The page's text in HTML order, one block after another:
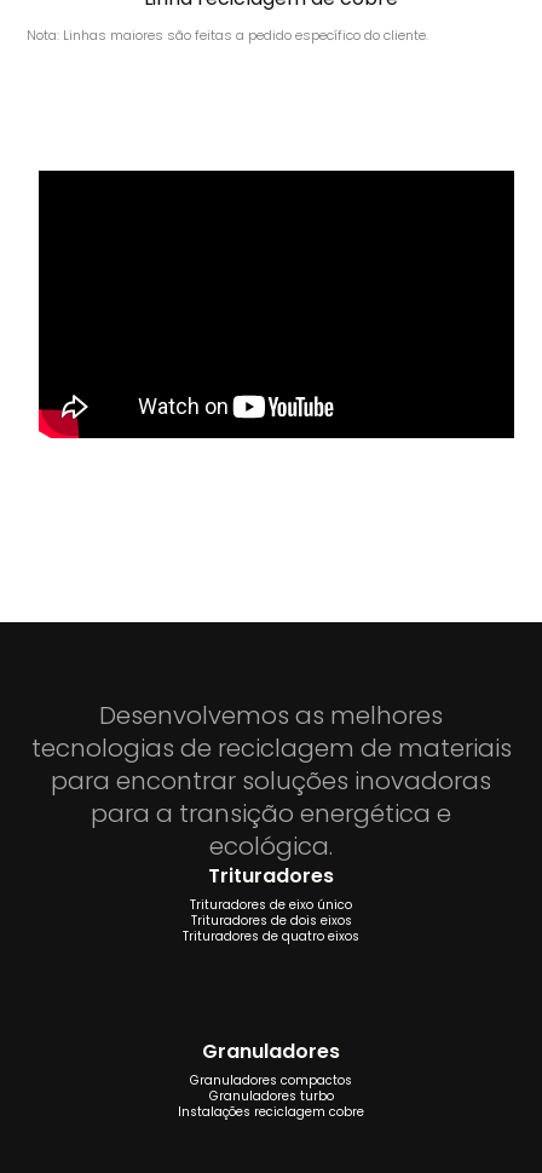
Nota: Linhas maiores são feitas a pedido específico do cliente.
Desenvolvemos as melhores
tecnologias de reciclagem de materiais
para encontrar soluções inovadoras
para a transição energética e
ecológica.
Trituradores
Trituradores de eixo único
Trituradores de dois eixos
Trituradores de quatro eixos
Granuladores
Granuladores compactos
Granuladores turbo
Instalações reciclagem cobre